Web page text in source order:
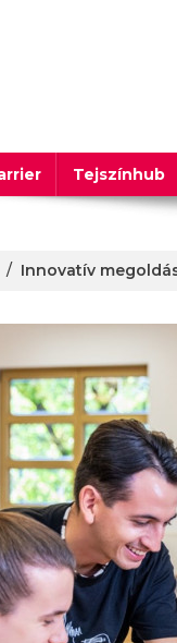
Tejszínhub
/ Innovatív